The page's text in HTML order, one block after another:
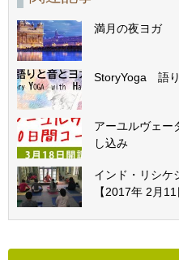
満月の夜ヨガ
StoryYoga 語
アーユルヴェ
し込み
インド・リシケ
【2017年 2月11